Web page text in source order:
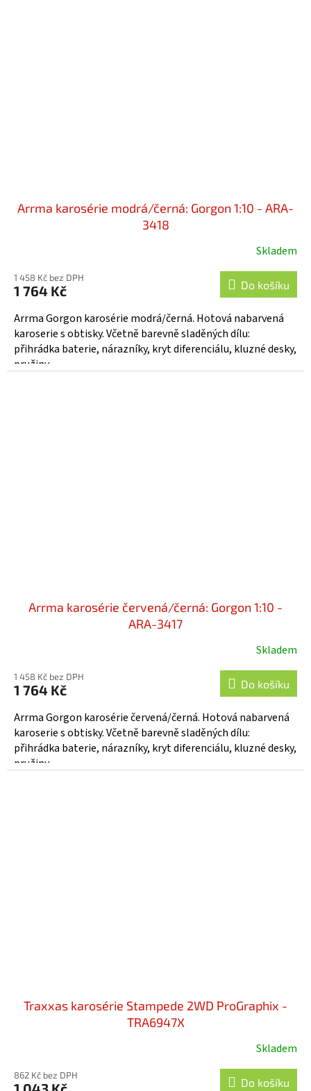
Arrma karosérie modrá/černá: Gorgon 1:10 - ARA-
3418
Skladem
1 458 Kč bez DPH
1 764 Kč Do košíku
Arrma Gorgon karosérie modrá/černá. Hotová nabarvená
karoserie s obtisky. Včetně barevně sladěných dílu:
přihrádka baterie, nárazníky, kryt diferenciálu, kluzné desky,
pružiny.
Arrma karosérie červená/černá: Gorgon 1:10 -
ARA-3417
Skladem
1 458 Kč bez DPH
1 764 Kč Do košíku
Arrma Gorgon karosérie červená/černá. Hotová nabarvená
karoserie s obtisky. Včetně barevně sladěných dílu:
přihrádka baterie, nárazníky, kryt diferenciálu, kluzné desky,
pružiny.
Traxxas karosérie Stampede 2WD ProGraphix -
TRA6947X
Skladem
862 Kč bez DPH
Do košíku